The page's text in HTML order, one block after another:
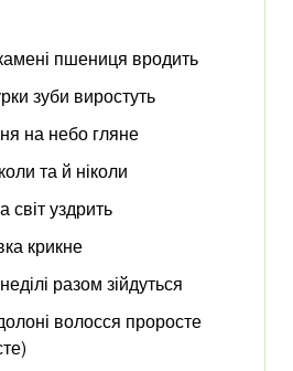
пшениця вродить
зуби виростуть
на небо гляне
та й ніколи
світ уздрить
крикне
разом зійдуться
волосся проросте